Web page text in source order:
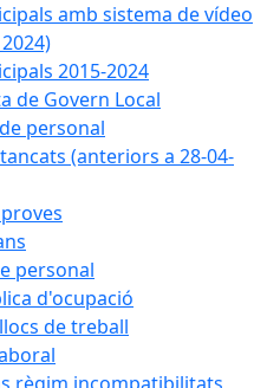
amb sistema de vídeo
2015-2024
de Govern Local
personal
(anteriors a 28-04-
personal
d'ocupació
de treball